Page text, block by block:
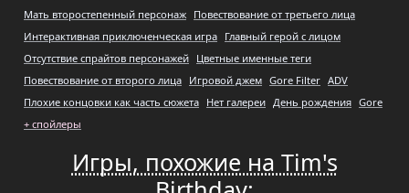
Мать второстепенный персонаж Повествование от третьего лица
Интерактивная приключенческая игра Главный герой с лицом
Отсутствие спрайтов персонажей Цветные именные теги
Повествование от второго лица Игровой джем Gore Filter ADV
Плохие концовки как часть сюжета Нет галереи День рождения Gore
+ спойлеры
Игры, похожие на Tim's